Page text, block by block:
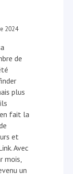
2024
de
plus
fait la
et
Avec
mois,
un